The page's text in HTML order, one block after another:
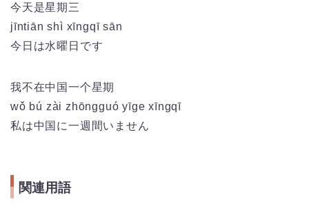
今天是星期三
jīntiān shì xīngqī sān
今日は水曜日です
我不在中国一个星期
wǒ bú zài zhōngguó yīge xīngqī
私は中国に一週間いません
関連用語